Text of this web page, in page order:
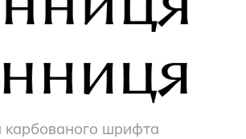
карбованого шрифта